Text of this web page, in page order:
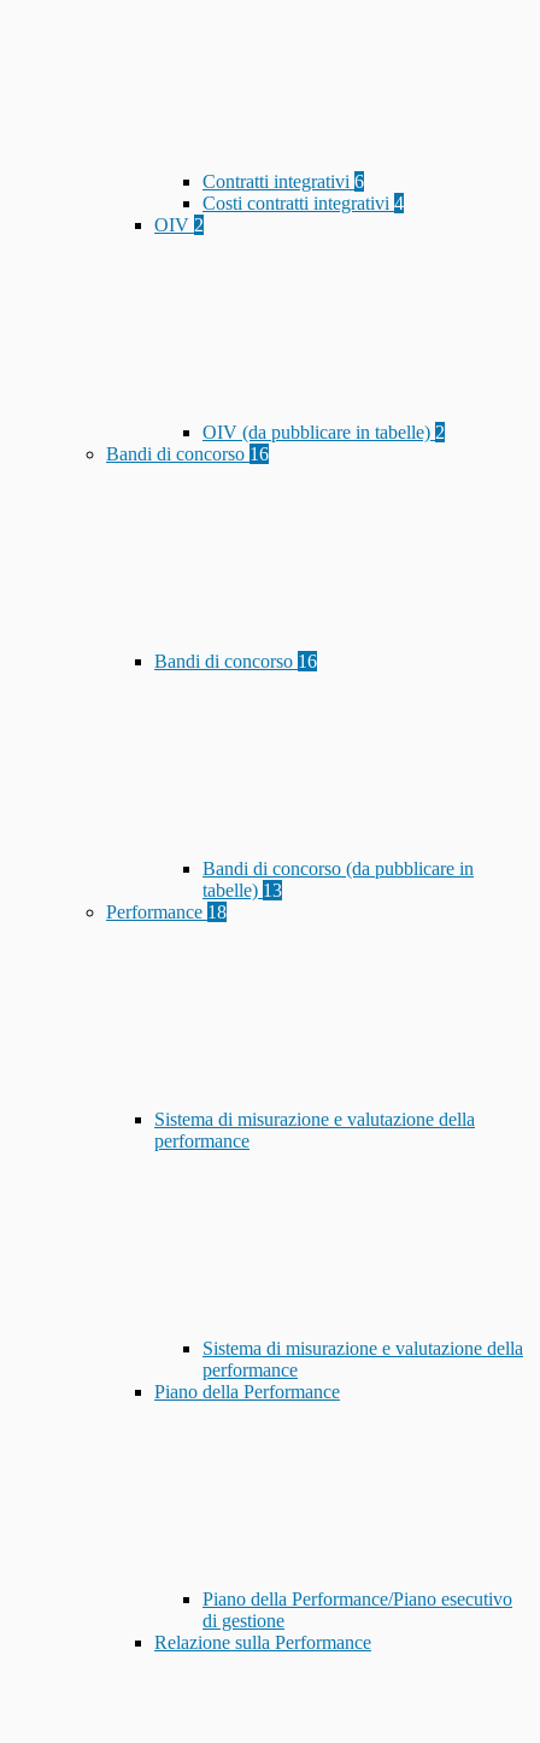
Contratti integrativi 6
Costi contratti integrativi 4
OIV 2
OIV (da pubblicare in tabelle) 2
Bandi di concorso 16
Bandi di concorso 16
Bandi di concorso (da pubblicare in
tabelle) 13
Performance 18
Sistema di misurazione e valutazione della
performance
Sistema di misurazione e valutazione della
performance
Piano della Performance
Piano della Performance/Piano esecutivo
di gestione
Relazione sulla Performance